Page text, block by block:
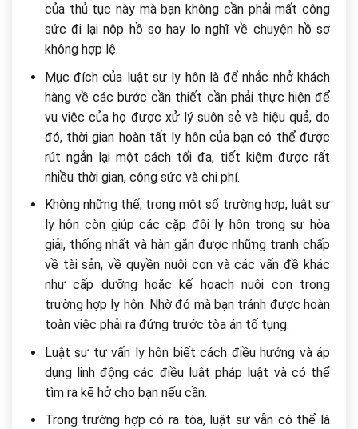
của thủ tục này mà bạn không cần phải mất công
sức đi lại nộp hồ sơ hay lo nghĩ về chuyện hồ sơ
không hợp lệ.
Mục đích của luật sư ly hôn là để nhắc nhở khách
hàng về các bước cần thiết cần phải thực hiện để
vụ việc của họ được xử lý suôn sẻ và hiệu quả, do
đó, thời gian hoàn tất ly hôn của bạn có thể được
rút ngắn lại một cách tối đa, tiết kiệm được rất
nhiều thời gian, công sức và chi phí.
Không những thế, trong một số trường hợp, luật sư
ly hôn còn giúp các cặp đôi ly hôn trong sự hòa
giải, thống nhất và hàn gắn được những tranh chấp
về tài sản, về quyền nuôi con và các vấn đề khác
như cấp dưỡng hoặc kế hoạch nuôi con trong
trường hợp ly hôn. Nhờ đó mà bạn tránh được hoàn
toàn việc phải ra đứng trước tòa án tố tụng.
Luật sư tư vấn ly hôn biết cách điều hướng và áp
dụng linh động các điều luật pháp luật và có thể
tìm ra kẽ hở cho bạn nếu cần.
Trong trường hợp có ra tòa, luật sư vẫn có thể là